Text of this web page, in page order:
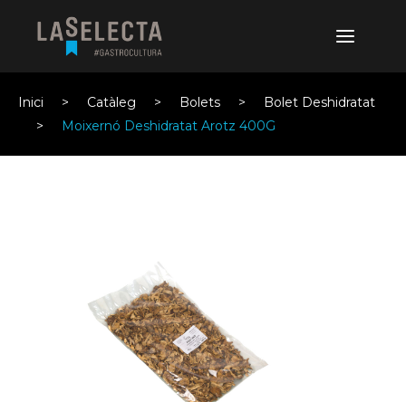
Inici Catàleg Bolets
Bolet Deshidratat
Moixernó Deshidratat Arotz 400G